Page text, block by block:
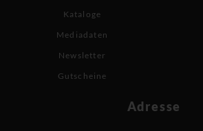
Kataloge
Mediadaten
Newsletter
Gutscheine
Adresse